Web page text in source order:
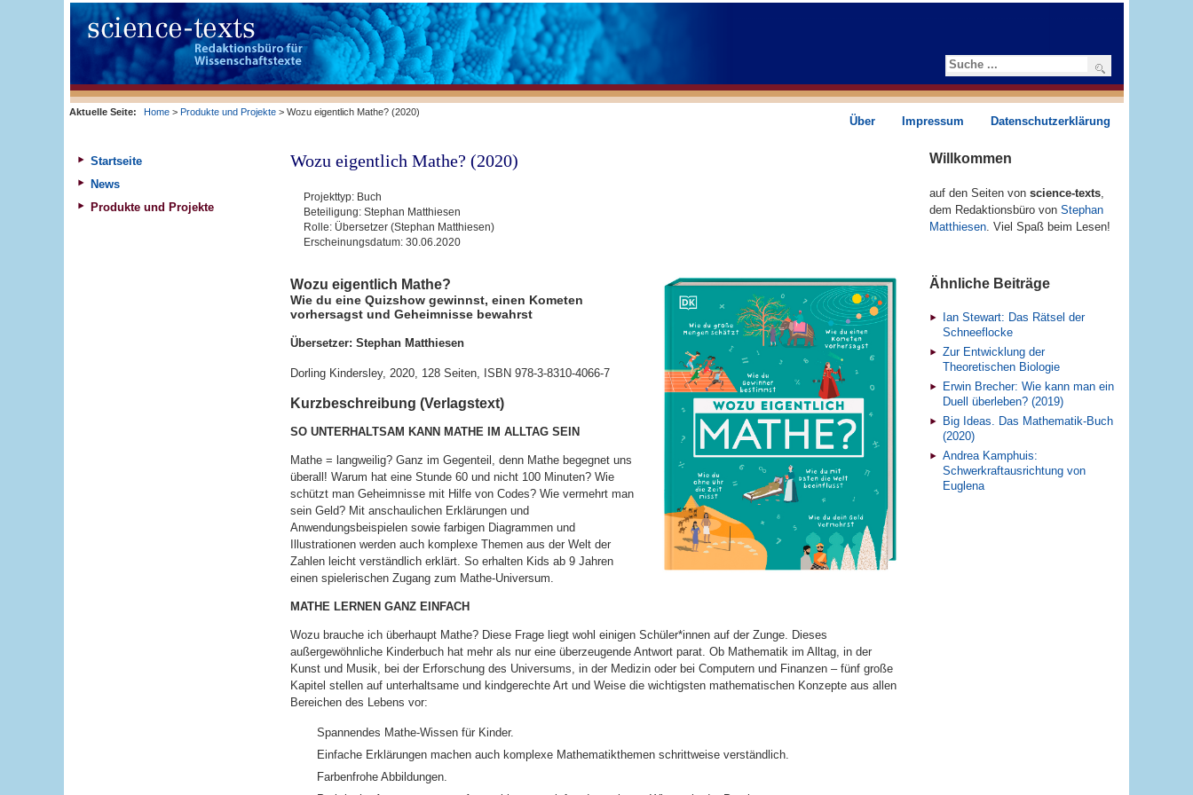
Aktuelle Seite: Home > Produkte und Projekte > Wozu eigentlich Mathe? (2020)
Über Impressum Datenschutzerklärung
Wozu eigentlich Mathe? (2020)
Projekttyp: Buch
Beteiligung: Stephan Matthiesen
Rolle: Übersetzer (Stephan Matthiesen)
Erscheinungsdatum: 30.06.2020
Wozu eigentlich Mathe?
Wie du eine Quizshow gewinnst, einen Kometen
vorhersagst und Geheimnisse bewahrst
Übersetzer: Stephan Matthiesen
Dorling Kindersley, 2020, 128 Seiten, ISBN 978-3-8310-4066-7
Kurzbeschreibung (Verlagstext)
SO UNTERHALTSAM KANN MATHE IM ALLTAG SEIN
Mathe = langweilig? Ganz im Gegenteil, denn Mathe begegnet uns
überall! Warum hat eine Stunde 60 und nicht 100 Minuten? Wie
schützt man Geheimnisse mit Hilfe von Codes? Wie vermehrt man
sein Geld? Mit anschaulichen Erklärungen und
Anwendungsbeispielen sowie farbigen Diagrammen und
Illustrationen werden auch komplexe Themen aus der Welt der
Zahlen leicht verständlich erklärt. So erhalten Kids ab 9 Jahren
einen spielerischen Zugang zum Mathe-Universum.
MATHE LERNEN GANZ EINFACH
Wozu brauche ich überhaupt Mathe? Diese Frage liegt wohl einigen Schüler*innen auf der Zunge. Dieses
außergewöhnliche Kinderbuch hat mehr als nur eine überzeugende Antwort parat. Ob Mathematik im Alltag, in der
Kunst und Musik, bei der Erforschung des Universums, in der Medizin oder bei Computern und Finanzen – fünf große
Kapitel stellen auf unterhaltsame und kindgerechte Art und Weise die wichtigsten mathematischen Konzepte aus allen
Bereichen des Lebens vor:
Spannendes Mathe-Wissen für Kinder.
Einfache Erklärungen machen auch komplexe Mathematikthemen schrittweise verständlich.
Farbenfrohe Abbildungen.
Startseite
News
Produkte und Projekte
Willkommen
auf den Seiten von science-texts
dem Redaktions­­büro von Stephan
Matthiesen . Viel Spaß beim Lesen!
Ähnliche Beiträge
Ian Stewart: Das Rätsel der
Schneeflocke
Zur Entwicklung der
Theoretischen Biologie
Erwin Brecher: Wie kann man ein
Duell überleben? (2019)
Big Ideas. Das Mathematik-Buch
(2020)
Andrea Kamphuis:
Schwerkraftausrichtung von
Euglena